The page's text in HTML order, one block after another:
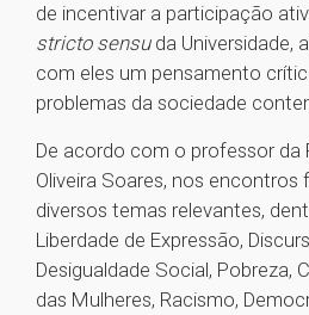
de incentivar a participação
stricto sensuda Universidade,
com eles um pensamento
problemas da sociedade
De acordo com o professor da
Oliveira Soares, nos encontros
diversos temas relevantes,
Liberdade de Expressão,
Desigualdade Social, Pobreza,
das Mulheres, Racismo,